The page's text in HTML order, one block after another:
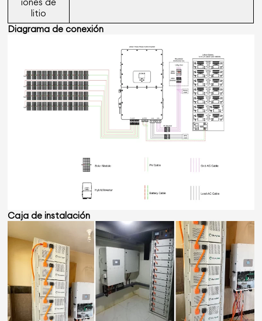
iones de
litio
Diagrama de conexión
Caja de instalación